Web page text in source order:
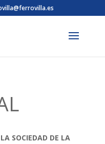
SOCIEDAD DE LA